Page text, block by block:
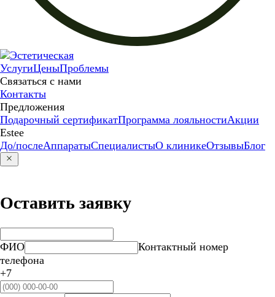
УслугиЦеныПроблемы
Связаться с нами
Контакты
Предложения
Подарочный сертификатПрограмма лояльностиАкции
Estee
До/послеАппаратыСпециалистыО клиникеОтзывыБлог
Оставить заявку
ФИО
Контактный номер
телефона
+7